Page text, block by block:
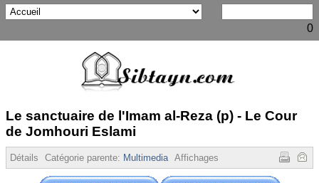
0
Le sanctuaire de l'Imam al-Reza (p) - Le Cour
de Jomhouri Eslami
Détails Catégorie parente: Multimedia Affichages :